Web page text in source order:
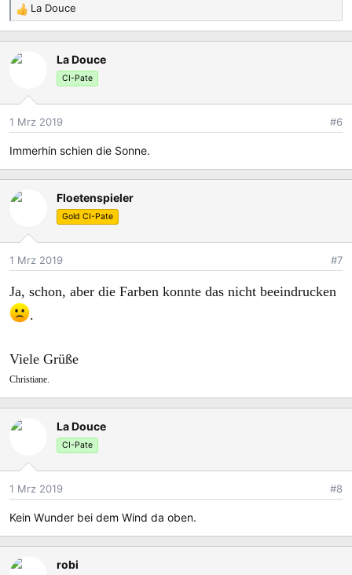
R
e
a
k
o
n
n
:
La Douce
La Douce
CI-Pate
1 Mrz 2019 #6
Immerhin schien die Sonne.
Floetenspieler
Gold CI-Pate
1 Mrz 2019 #7
Ja, schon, aber die Farben konnte das nicht beeindrucken
.
Viele Grüße
Christiane.
La Douce
CI-Pate
1 Mrz 2019 #8
Kein Wunder bei dem Wind da oben.
robi